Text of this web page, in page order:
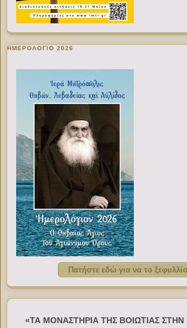
ΗΜΕΡΟΛΟΓΙΟ 2026
Πατήστε εδώ για να το
«ΤΑ ΜΟΝΑΣΤΗΡΙΑ ΤΗΣ ΒΟΙΩΤΙΑΣ